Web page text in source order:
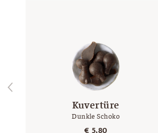
Kuvertüre
Dunkle Schoko